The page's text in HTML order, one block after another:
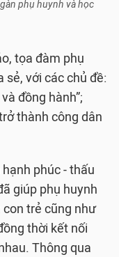
phụ huynh và học
tọa đàm phụ
sẻ, với các chủ đề:
đồng hành”;
thành công dân
phúc - thấu
giúp phụ huynh
trẻ cũng như
thời kết nối
Thông qua